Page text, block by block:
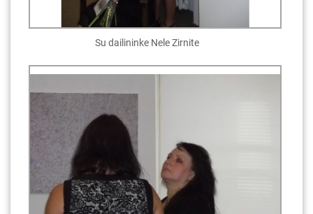
Su dailininke Nele Zirnite